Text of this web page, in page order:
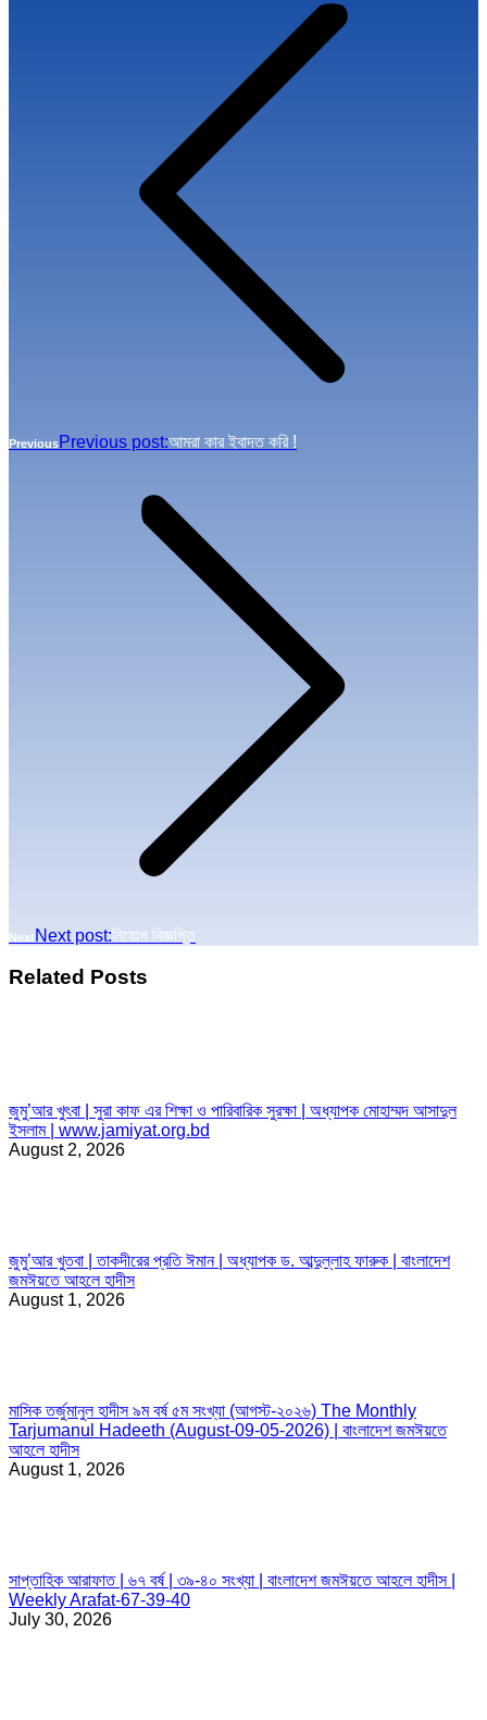
PreviousPrevious post:আমরা কার ইবাদত করি !
Next Next post:নিয়োগ বিজ্ঞপ্তি
Related Posts
জুমু’আর খুৎবা | সুরা কাফ এর শিক্ষা ও পারিবারিক সুরক্ষা | অধ্যাপক মোহাম্মদ আসাদুল
ইসলাম | www.jamiyat.org.bd
August 2, 2026
জুমু’আর খুতবা | তাকদীরের প্রতি ঈমান | অধ্যাপক ড. আব্দুল্লাহ ফারুক | বাংলাদেশ
জমঈয়তে আহলে হাদীস
August 1, 2026
মাসিক তর্জুমানুল হাদীস ৯ম বর্ষ ৫ম সংখ্যা (আগস্ট-২০২৬) The Monthly
Tarjumanul Hadeeth (August-09-05-2026) | বাংলাদেশ জমঈয়তে
আহলে হাদীস
August 1, 2026
সাপ্তাহিক আরাফাত | ৬৭ বর্ষ | ৩৯-৪০ সংখ্যা | বাংলাদেশ জমঈয়তে আহলে হাদীস |
Weekly Arafat-67-39-40
July 30, 2026